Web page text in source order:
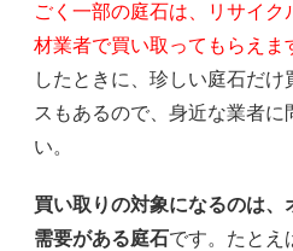
ごく一部の庭石は、リサイ
材業者で買い取ってもらえま
したときに、珍しい庭石だ
スもあるので、身近な業者に
い。
買い取りの対象になるのは、
需要がある庭石です。たとえ